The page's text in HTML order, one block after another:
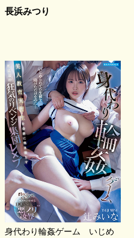
長浜みつり
身代わり輪姦ゲーム いじめ